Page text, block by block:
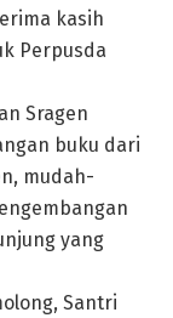
kasih
Perpusda
Sragen
buku dari
mudah-
yang
Santri